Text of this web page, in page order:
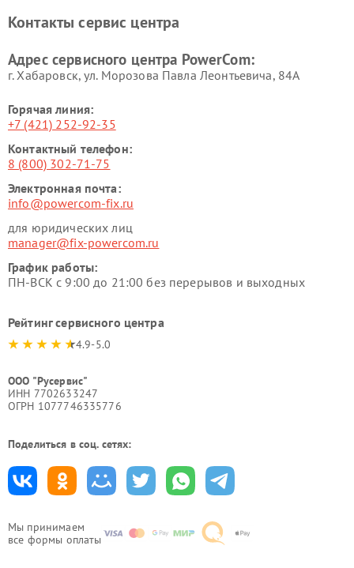
Мы принимаем
все формы оплаты
Контакты сервис центра
Адрес сервисного центра PowerCom:
г. Хабаровск, ул. Морозова Павла Леонтьевича, 84А
Горячая линия:
+7 (421) 252-92-35
Контактный телефон:
8 (800) 302-71-75
Электронная почта:
info@powercom-fix.ru
для юридических лиц
manager@fix-powercom.ru
График работы:
ПН-ВСК с 9:00 до 21:00 без перерывов и выходных
Рейтинг сервисного центра
4.9-5.0
ООО "Русервис"
ИНН 7702633247
ОГРН 1077746335776
Поделиться в соц. сетях: